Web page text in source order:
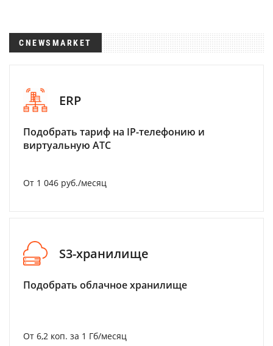
CNEWSMARKET
ERP
Подобрать тариф на IP-телефонию и
виртуальную АТС
От 1 046 руб./месяц
S3-хранилище
Подобрать облачное хранилище
От 6,2 коп. за 1 Гб/месяц